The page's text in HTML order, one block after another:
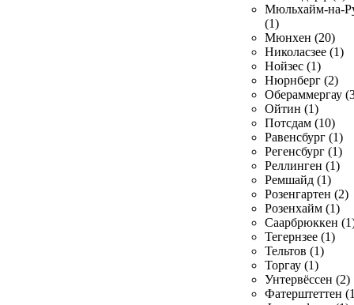
Мюльхайм-на-
(1)
Мюнхен (20)
Николасзее (1)
Нойзес (1)
Нюрнберг (2)
Обераммергау
Ойтин (1)
Потсдам (10)
Равенсбург (1)
Регенсбург (1)
Реллинген (1)
Ремшайд (1)
Розенгартен (2)
Розенхайм (1)
Саарбрюккен
Тегернзее (1)
Тельтов (1)
Торгау (1)
Унтервёссен (2)
Фатерштеттен